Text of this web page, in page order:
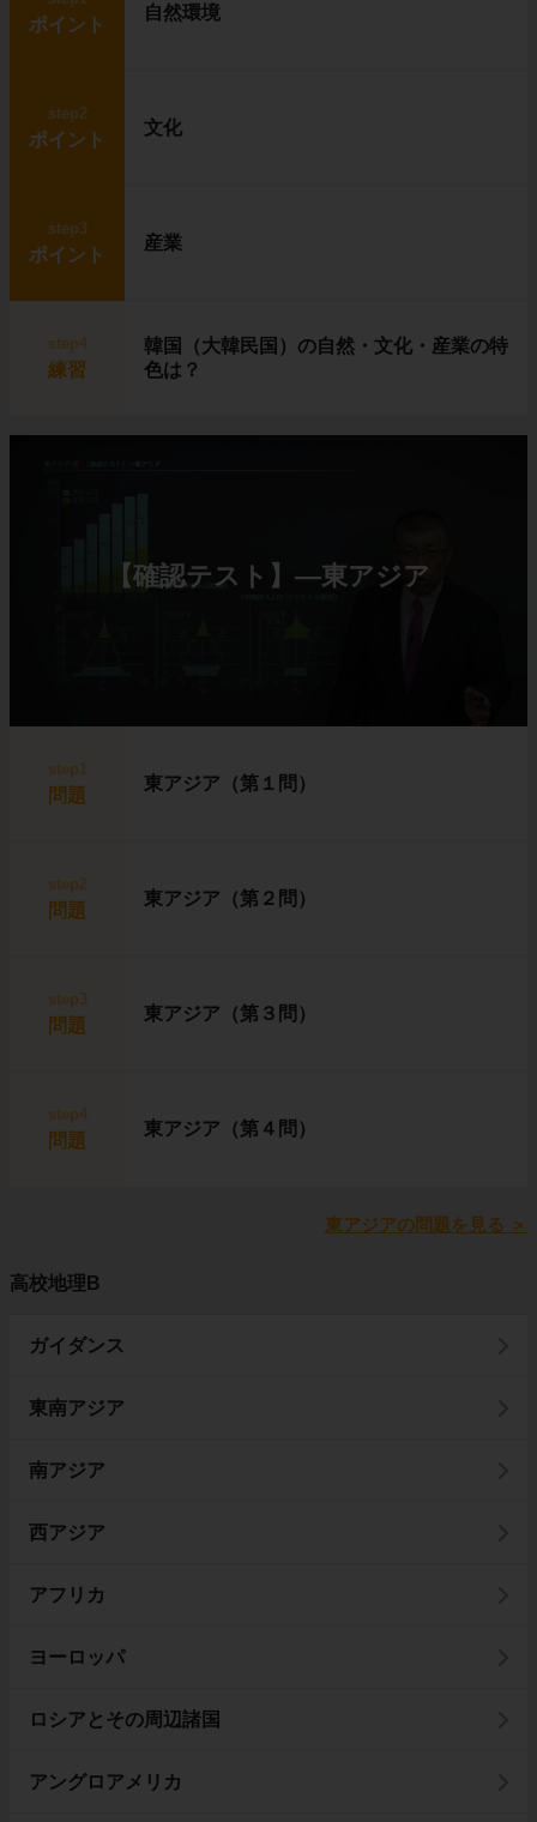
ポイント
自然環境
step2
ポイント
文化
step3
ポイント
産業
step4
練習
韓国（大韓民国）の自然・文化・産業の特
色は？
【確認テスト】―東アジア
step1
問題
東アジア（第１問）
step2
問題
東アジア（第２問）
step3
問題
東アジア（第３問）
step4
問題
東アジア（第４問）
東アジアの問題を見る ＞
高校地理B
ガイダンス
東南アジア
南アジア
西アジア
アフリカ
ヨーロッパ
ロシアとその周辺諸国
アングロアメリカ